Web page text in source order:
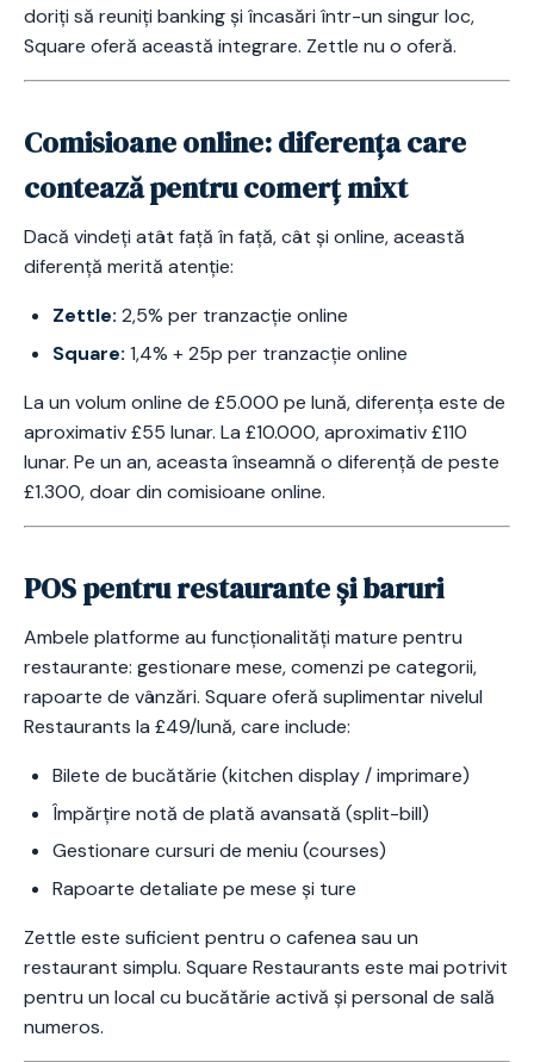
doriți să reuniți banking și încasări într-un singur loc,
Square oferă această integrare. Zettle nu o oferă.
Comisioane online: diferența care
contează pentru comerț mixt
Dacă vindeți atât față în față, cât și online, această
diferență merită atenție:
Zettle: 2,5% per tranzacție online
Square: 1,4% + 25p per tranzacție online
La un volum online de £5.000 pe lună, diferența este de
aproximativ £55 lunar. La £10.000, aproximativ £110
lunar. Pe un an, aceasta înseamnă o diferență de peste
£1.300, doar din comisioane online.
POS pentru restaurante și baruri
Ambele platforme au funcționalități mature pentru
restaurante: gestionare mese, comenzi pe categorii,
rapoarte de vânzări. Square oferă suplimentar nivelul
Restaurants la £49/lună, care include:
Bilete de bucătărie (kitchen display / imprimare)
Împărțire notă de plată avansată (split-bill)
Gestionare cursuri de meniu (courses)
Rapoarte detaliate pe mese și ture
Zettle este suficient pentru o cafenea sau un
restaurant simplu. Square Restaurants este mai potrivit
pentru un local cu bucătărie activă și personal de sală
numeros.